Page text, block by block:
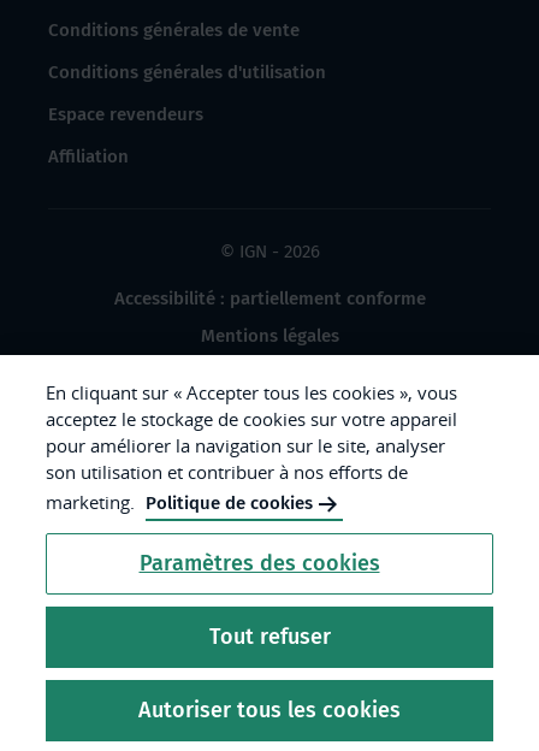
Conditions générales de vente
Conditions générales d'utilisation
Espace revendeurs
Affiliation
© IGN - 2026
Accessibilité : partiellement conforme
Mentions légales
Gestion des cookies
Crédits photos
République
Française.
Liberté
Égalité
Fraternité
En cliquant sur « Accepter tous les cookies », vous
acceptez le stockage de cookies sur votre appareil
pour améliorer la navigation sur le site, analyser
son utilisation et contribuer à nos efforts de
marketing.
Politique de cookies
Paramètres des cookies
Tout refuser
Autoriser tous les cookies